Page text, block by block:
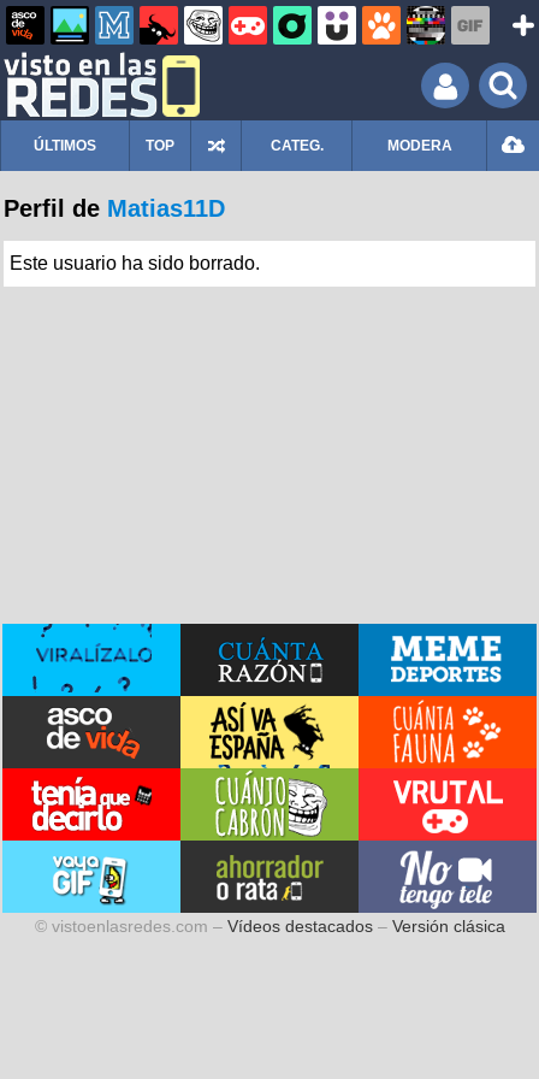
ÚLTIMOS TOP CATEG. MODERA
Perfil de Matias11D
Este usuario ha sido borrado.
© vistoenlasredes.com – Vídeos destacados– Versión clásica